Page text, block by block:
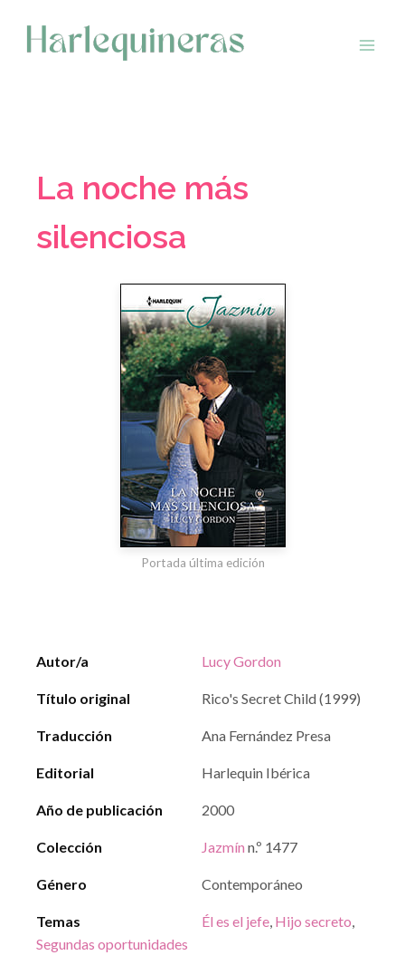
contenido
La noche más
silenciosa
Autor/a Lucy Gordon
Título original Rico's Secret Child (1999)
Traducción Ana Fernández Presa
Editorial Harlequin Ibérica
Año de publicación 2000
Colección Jazmín n.º 1477
Género Contemporáneo
Temas Él es el jefe, Hijo secreto,
Segundas oportunidades
Portada última edición